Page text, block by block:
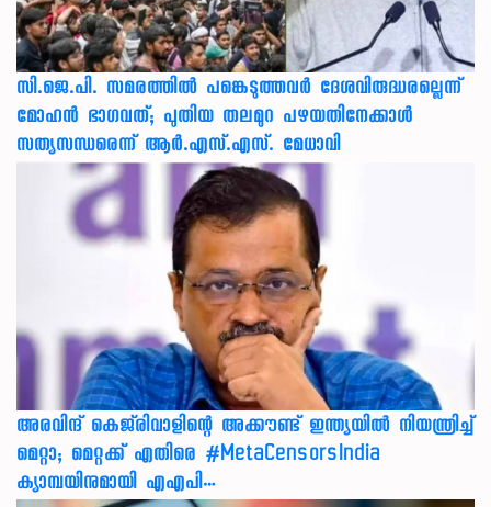
സി.ജെ.പി. സമരത്തിൽ പങ്കെടുത്തവർ ദേശവിരുദ്ധരല്ലെന്ന്
മോഹൻ ഭാഗവത്; പുതിയ തലമുറ പഴയതിനേക്കാൾ
സത്യസന്ധരെന്ന് ആർ.എസ്.എസ്. മേധാവി
അരവിന്ദ് കെജ്‌രിവാളിന്റെ അക്കൗണ്ട് ഇന്ത്യയിൽ നിയന്ത്രിച്ച്
മെറ്റാ; മെറ്റക്ക് എതിരെ #MetaCensorsIndia
ക്യാമ്പയിനുമായി എഎപി…